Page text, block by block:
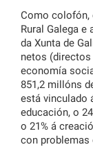
Como colofón,
Rural Galega e
da Xunta de
netos
economía
851,2 millóns
está vinculado
educación, o
o 21% á
con problemas